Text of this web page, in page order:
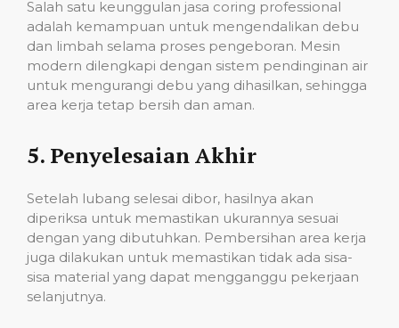
Salah satu keunggulan jasa coring professional
adalah kemampuan untuk mengendalikan debu
dan limbah selama proses pengeboran. Mesin
modern dilengkapi dengan sistem pendinginan air
untuk mengurangi debu yang dihasilkan, sehingga
area kerja tetap bersih dan aman.
5. Penyelesaian Akhir
Setelah lubang selesai dibor, hasilnya akan
diperiksa untuk memastikan ukurannya sesuai
dengan yang dibutuhkan. Pembersihan area kerja
juga dilakukan untuk memastikan tidak ada sisa-
sisa material yang dapat mengganggu pekerjaan
selanjutnya.